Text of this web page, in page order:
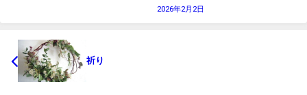
2026年2月2日
祈り